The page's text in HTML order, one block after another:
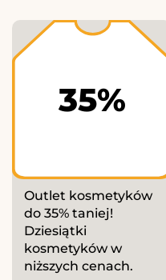
35%
Outlet kosmetyków
do 35% taniej!
Dziesiątki
kosmetyków w
niższych cenach.